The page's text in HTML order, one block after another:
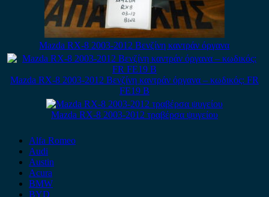
Mazda RX-8 2003-2012 Βενζίνη καντράν όργανα
Mazda RX-8 2003-2012 Βενζίνη καντράν όργανα – κωδικός: FR
FE19 B
Mazda RX-8 2003-2012 τραβέρσα ψυγείου
Alfa Romeo
Audi
Austin
Acura
BMW
BYD